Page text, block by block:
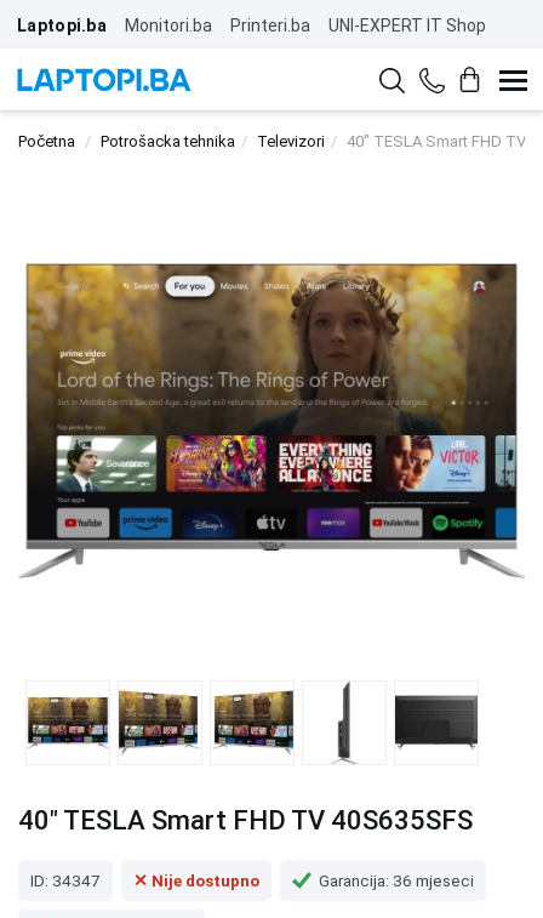
Laptopi.ba Monitori.ba Printeri.ba UNI-EXPERT IT Shop
Početna Potrošacka tehnika Televizori 40" TESLA Smart FHD TV
40" TESLA Smart FHD TV 40S635SFS
ID: 34347 ✕ Nije dostupno Garancija: 36 mjeseci